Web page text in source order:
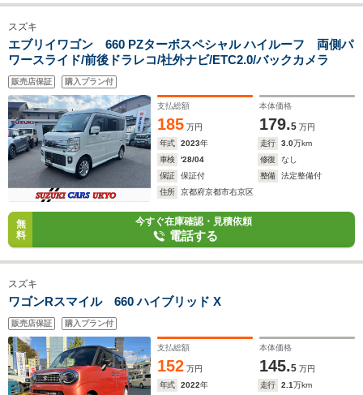
スズキ
エブリイワゴン 660 PZターボスペシャル ハイルーフ 両側パ
ワースライド/前後ドラレコ/社外ナビ/ETC2.0/バックカメラ
販売店保証 購入プラン付
支払総額
185 万円
本体価格
179.5 万円
年式
2023年 走行 3.0万km
車検
'28/04 修復
なし
保証
保証付 整備
法定整備付
住所
京都府京都市右京区
無
料
今すぐ在庫確認・見積依頼
電話する
スズキ
ワゴンRスマイル 660 ハイブリッド X
販売店保証 購入プラン付
支払総額
152 万円
本体価格
145.5 万円
年式
2022年 走行 2.1万km